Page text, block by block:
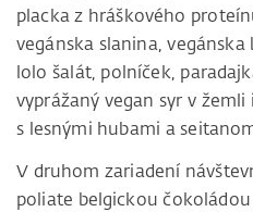
placka z hráškového
vegánska slanina,
lolo šalát, polníček,
vyprážaný vegan syr v
s lesnými hubami a
V druhom zariadení
poliate belgickou